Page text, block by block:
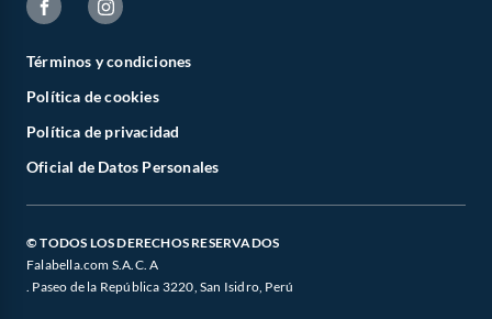
Términos y condiciones
Política de cookies
Política de privacidad
Oficial de Datos Personales
© TODOS LOS DERECHOS RESERVADOS
Falabella.com S.A.C. A
. Paseo de la República 3220, San Isidro, Perú